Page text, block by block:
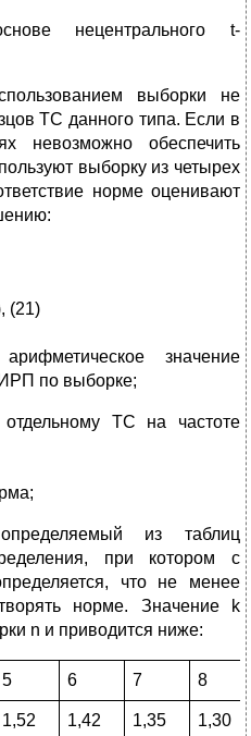
нецентрального t-
выборки не
ТС данного типа. Если в
невозможно обеспечить
выборку из четырех
норме оценивают
(21)
значение
по выборке;
ТС на частоте
из таблиц
при котором с
что не менее
норме. Значение k
n и приводится ниже:
5 6 7 8
1,52 1,42 1,35 1,30